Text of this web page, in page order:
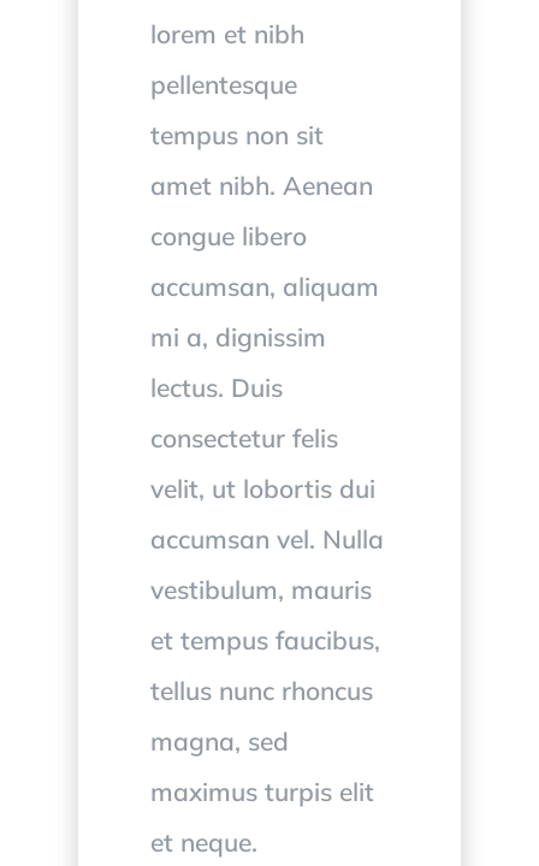
lorem et nibh
pellentesque
tempus non sit
amet nibh. Aenean
congue libero
accumsan, aliquam
mi a, dignissim
lectus. Duis
consectetur felis
velit, ut lobortis dui
accumsan vel. Nulla
vestibulum, mauris
et tempus faucibus,
tellus nunc rhoncus
magna, sed
maximus turpis elit
et neque.